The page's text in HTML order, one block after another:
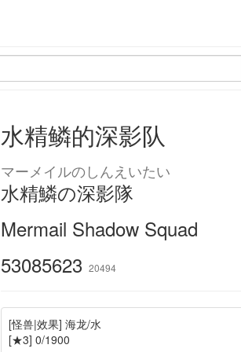
水精鳞的深影队
マーメイルのしんえいたい
水精鱗の深影隊
Mermail Shadow Squad
53085623 20494
[怪兽|效果] 海龙/水
[★3] 0/1900